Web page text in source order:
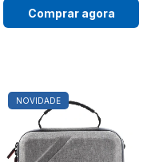
Comprar agora
NOVIDADE